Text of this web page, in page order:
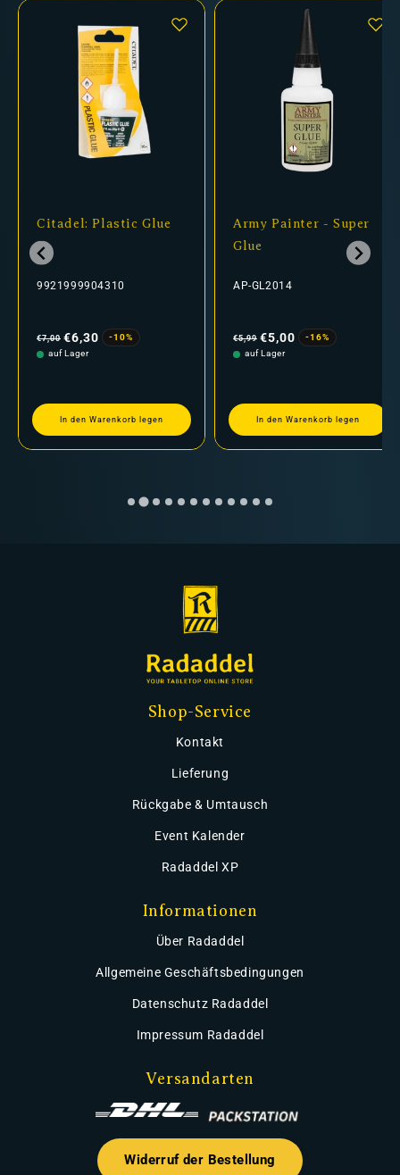
Citadel: Plastic Glue
9921999904310
Preis
€7,00 €6,30
-10%
auf Lager
In den Warenkorb legen
Army Painter - Super
Glue
AP-GL2014
Preis
€5,99 €5,00
-16%
auf Lager
In den Warenkorb legen
Shop-Service
Kontakt
Lieferung
Rückgabe & Umtausch
Event Kalender
Radaddel XP
Informationen
Über Radaddel
Allgemeine Geschäftsbedingungen
Datenschutz Radaddel
Impressum Radaddel
Versandarten
Widerruf der Bestellung